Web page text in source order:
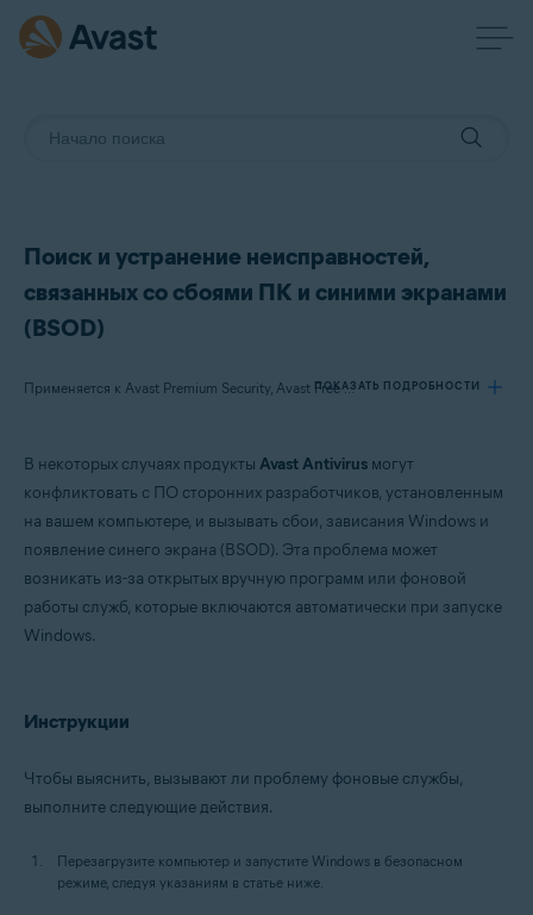
Поиск и устранение неисправностей,
связанных со сбоями ПК и синими экранами
(BSOD)
Применяется к Avast Premium Security, Avast Free Antivirus
ПОКАЗАТЬ ПОДРОБНОСТИ
Продукты:
Avast Free Antivirus 22.x
Операционные системы:
Microsoft Windows 11 Home / Pro / Enterprise / Education
Microsoft Windows 10 Home / Pro / Enterprise / Education — 32- или 64-
Microsoft Windows 7 Home Basic / Home Premium / Professional /
В некоторых случаях продукты Avast Antivirus могут
конфликтовать с ПО сторонних разработчиков, установленным
на вашем компьютере, и вызывать сбои, зависания Windows и
появление синего экрана (BSOD). Эта проблема может
возникать из-за открытых вручную программ или фоновой
работы служб, которые включаются автоматически при запуске
Windows.
Инструкции
Чтобы выяснить, вызывают ли проблему фоновые службы,
выполните следующие действия.
Перезагрузите компьютер и запустите Windows в безопасном
режиме, следуя указаниям в статье ниже.